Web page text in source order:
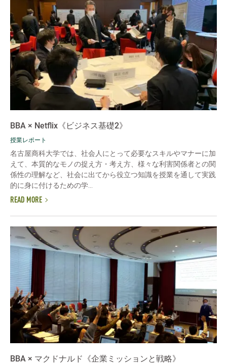
BBA × Netflix《ビジネス基礎2》
授業レポート
名古屋商科大学では、社会人にとって必要なスキルやマナーに加
えて、本質的なモノの捉え方・考え方、様々な利害関係者との関
係性の理解など、社会に出てから役立つ知識を授業を通して実践
的に身に付けるための学...
READ MORE
BBA × マクドナルド《企業ミッションと戦略》